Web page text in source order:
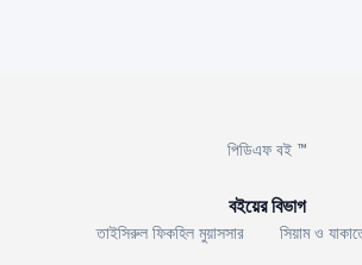
পিডিএফ বই ™
বইয়ের বিভাগ
তাইসিরুল ফিকহিল মুয়াসসার
সিয়াম ও